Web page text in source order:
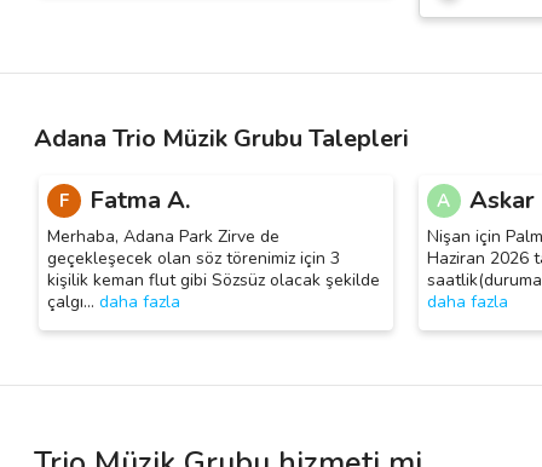
Adana Trio Müzik Grubu Talepleri
F Fatma A.
Merhaba, Adana Park Zirve de
geçekleşecek olan söz törenimiz için 3
kişilik keman flut gibi Sözsüz olacak şekilde
çalgı… daha fazla
A Askar
Nişan için
Haziran 2026
daha fazla